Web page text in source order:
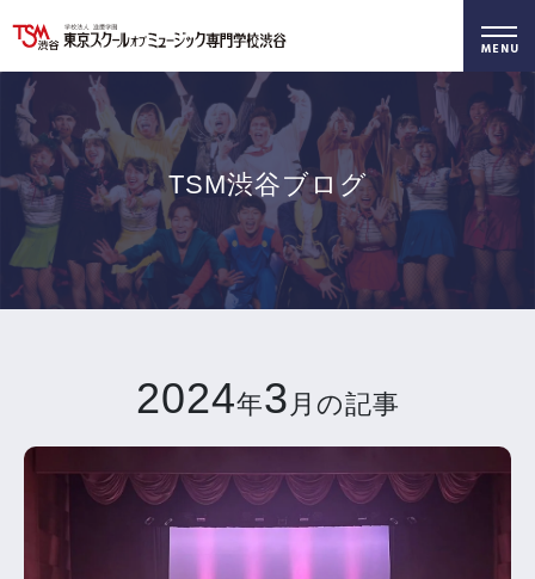
学科・専攻 資料請求 オープンキャンパス
TSM渋谷ブログ
2024年3 月の記事